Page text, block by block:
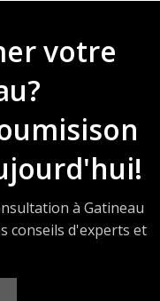
votre
à Gatineau
conseils d'experts et